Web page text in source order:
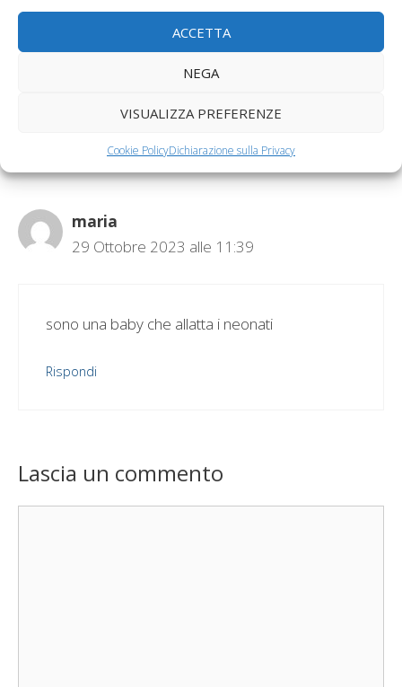
ACCETTA
NEGA
VISUALIZZA PREFERENZE
Cookie PolicyDichiarazione sulla Privacy
non comporta difetti congeniti nel feto
1 commento su “La mamma
che allatta i figli delle altre
donne”
maria
29 Ottobre 2023 alle 11:39
sono una baby che allatta i neonati
Rispondi
Lascia un commento